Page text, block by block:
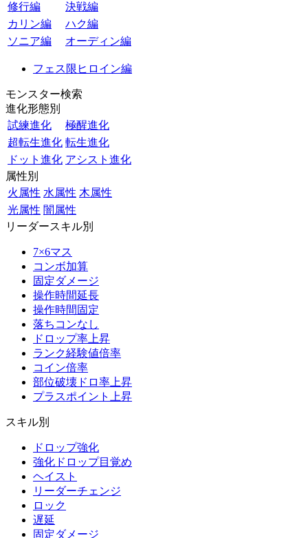
修行編
決戦編
カリン編
ハク編
ソニア編
オーディン編
フェス限ヒロイン編
モンスター検索
進化形態別
試練進化
極醒進化
超転生進化 転生進化
ドット進化 アシスト進化
属性別
火属性 水属性 木属性
光属性 闇属性
リーダースキル別
7×6マス
コンボ加算
固定ダメージ
操作時間延長
操作時間固定
落ちコンなし
ドロップ率上昇
ランク経験値倍率
コイン倍率
部位破壊ドロ率上昇
プラスポイント上昇
スキル別
ドロップ強化
強化ドロップ目覚め
ヘイスト
リーダーチェンジ
ロック
遅延
固定ダメージ